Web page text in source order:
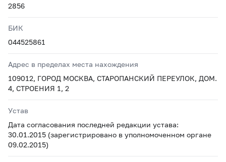
2856
БИК
044525861
Адрес в пределах места нахождения
109012, ГОРОД МОСКВА, СТАРОПАНСКИЙ ПЕРЕУЛОК, ДОМ.
4, СТРОЕНИЯ 1, 2
Устав
Дата согласования последней редакции устава:
30.01.2015 (зарегистрировано в уполномоченном органе
09.02.2015)